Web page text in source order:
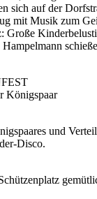
sich auf der
mit Musik zum
Große
Königspaar
und
Disco.